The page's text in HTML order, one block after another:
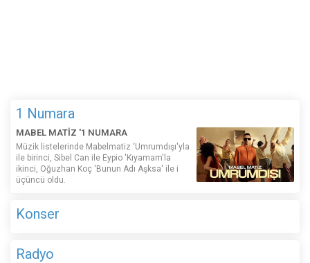
1 Numara
MABEL MATİZ '1 NUMARA
Müzik listelerinde Mabelmatiz ‘Umrumdışı'yla
ile birinci, Sibel Can ile Eypio 'Kıyamam'la
ikinci, Oğuzhan Koç 'Bunun Adı Aşksa' ile i
üçüncü oldu.
Konser
Radyo